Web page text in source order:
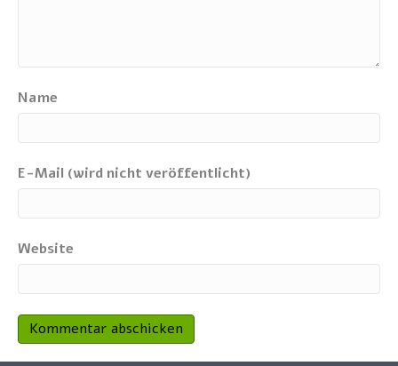
Name
E-Mail (wird nicht veröffentlicht)
Website